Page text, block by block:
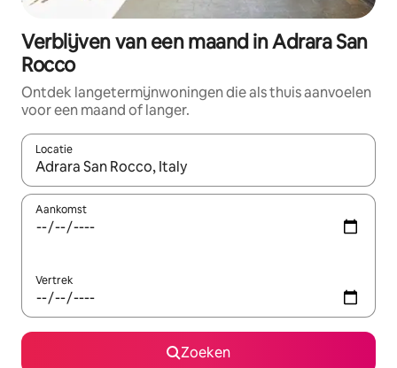
Verblijven van een maand in Adrara San
Rocco
Ontdek langetermijnwoningen die als thuis aanvoelen
voor een maand of langer.
Locatie
Wanneer er resultaten beschikbaar zijn, maak je een keuze
Aankomst
Vertrek
Zoeken